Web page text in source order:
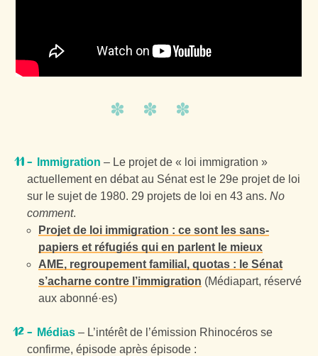
Immigration – Le projet de « loi immigration »
actuellement en débat au Sénat est le 29e projet de loi
sur le sujet de 1980. 29 projets de loi en 43 ans.No
comment.
Projet de loi immigration : ce sont les sans-
papiers et réfugiés qui en parlent le mieux
AME, regroupement familial, quotas : le Sénat
s’acharne contre l’immigration (Médiapart, réservé
aux abonné·es)
Médias – L’intérêt de l’émission Rhinocéros se
confirme, épisode après épisode :